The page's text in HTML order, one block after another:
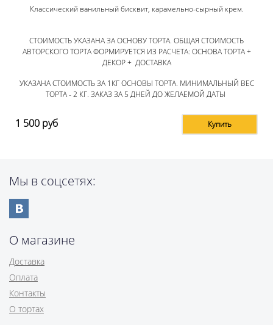
Классический ванильный бисквит, карамельно-сырный крем.
СТОИМОСТЬ УКАЗАНА ЗА ОСНОВУ ТОРТА. ОБЩАЯ СТОИМОСТЬ
АВТОРСКОГО ТОРТА ФОРМИРУЕТСЯ ИЗ РАСЧЕТА: ОСНОВА ТОРТА +
ДЕКОР + ДОСТАВКА
УКАЗАНА СТОИМОСТЬ ЗА 1КГ ОСНОВЫ ТОРТА. МИНИМАЛЬНЫЙ ВЕС
ТОРТА - 2 КГ. ЗАКАЗ ЗА 5 ДНЕЙ ДО ЖЕЛАЕМОЙ ДАТЫ
1 500 руб Купить
Мы в соцсетях:
О магазине
Доставка
Оплата
Контакты
О тортах